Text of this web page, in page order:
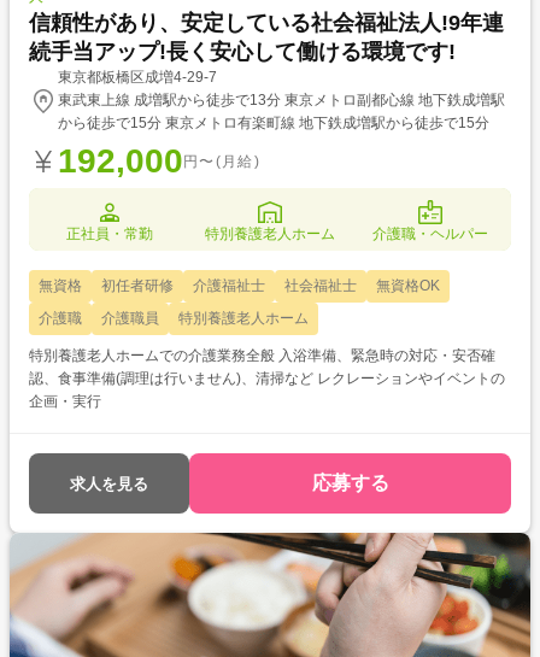
信頼性があり、安定している社会福祉法人!9年連
続手当アップ!長く安心して働ける環境です!
東京都板橋区成増4-29-7
東武東上線 成増駅から徒歩で13分 東京メトロ副都心線 地下鉄成増駅
から徒歩で15分 東京メトロ有楽町線 地下鉄成増駅から徒歩で15分
192,000 円〜(月給)
正社員・常勤 特別養護老人ホーム 介護職・ヘルパー
無資格 初任者研修 介護福祉士 社会福祉士
無資格OK
介護職
介護職員 特別養護老人ホーム
特別養護老人ホームでの介護業務全般 入浴準備、緊急時の対応・安否確
認、食事準備(調理は行いません)、清掃など レクレーションやイベントの
企画・実行
求人を見る 応募する